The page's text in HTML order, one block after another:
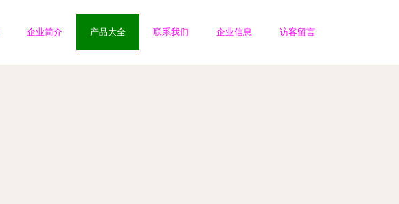
企业简介 产品大全 联系我们 企业信息 访客留言